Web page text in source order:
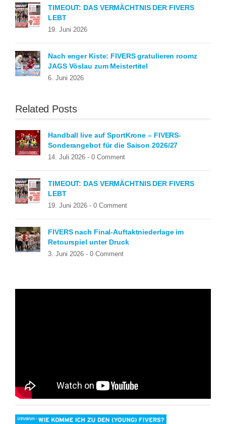
TIMEOUT: DAS VERMÄCHTNIS DER FIVERS
LEBT
19. Juni 2026
Nach enger Kiste: FIVERS gratulieren roomz
JAGS Vöslau zum Meistertitel
6. Juni 2026
Related Posts
Handball live auf SportKrone – FIVERS-
Sonderangebot für die Saison 2026/27
14. Juli 2026 - 0 Comment
TIMEOUT: DAS VERMÄCHTNIS DER FIVERS
LEBT
19. Juni 2026 - 0 Comment
FIVERS nach Final-Auftaktniederlage im
Retourspiel unter Druck
3. Juni 2026 - 0 Comment